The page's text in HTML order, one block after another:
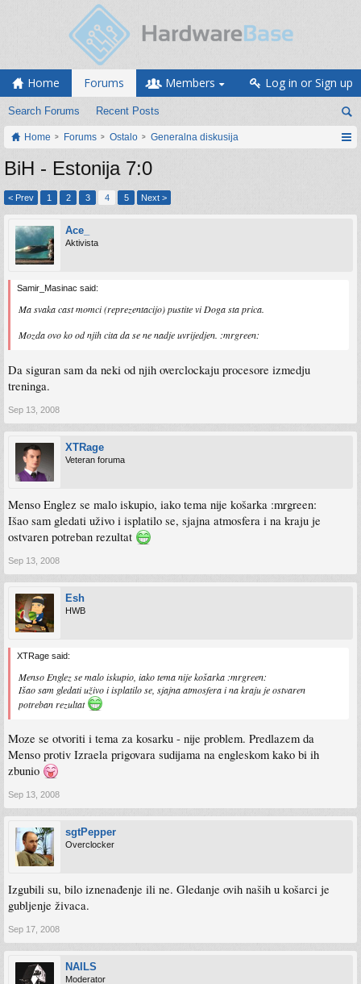
Home Forums
Search Forums Recent Posts
Members Log in or Sign up
Home Forums Ostalo Generalna diskusija
BiH - Estonija 7:0
< Prev 1 2 3 4 5 Next >
Ace_
Aktivista
Samir_Masinac said:
Ma svaka cast momci (reprezentacijo) pustite vi Doga sta prica.
Mozda ovo ko od njih cita da se ne nadje uvrijedjen. :mrgreen:
Da siguran sam da neki od njih overclockaju procesore izmedju
treninga.
Sep 13, 2008
XTRage
Veteran foruma
Menso Englez se malo iskupio, iako tema nije košarka :mrgreen:
Išao sam gledati uživo i isplatilo se, sjajna atmosfera i na kraju je
ostvaren potreban rezultat
Sep 13, 2008
Esh
HWB
XTRage said:
Menso Englez se malo iskupio, iako tema nije košarka :mrgreen:
Išao sam gledati uživo i isplatilo se, sjajna atmosfera i na kraju je ostvaren
potreban rezultat
Moze se otvoriti i tema za kosarku - nije problem. Predlazem da
Menso protiv Izraela prigovara sudijama na engleskom kako bi ih
zbunio
Sep 13, 2008
sgtPepper
Overclocker
Izgubili su, bilo iznenađenje ili ne. Gledanje ovih naših u košarci je
gubljenje živaca.
Sep 17, 2008
NAILS
Moderator